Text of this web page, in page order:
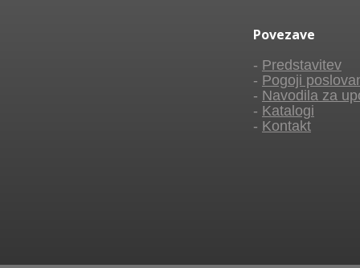
Povezave
- Predstavitev
- Pogoji
- Navodila za
- Katalogi
- Kontakt